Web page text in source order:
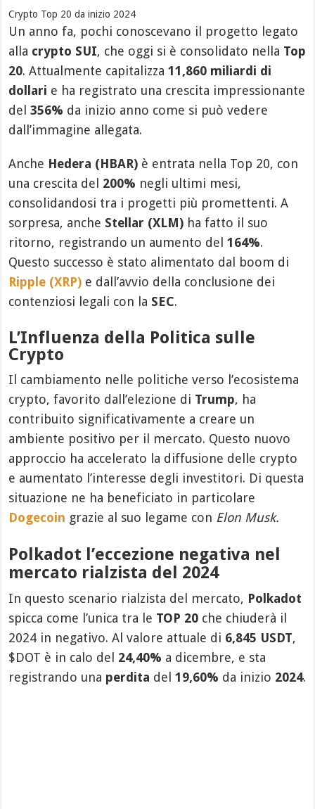
Crypto Top 20 da inizio 2024
Un anno fa, pochi conoscevano il progetto legato
alla crypto SUI, che oggi si è consolidato nella Top
20. Attualmente capitalizza11,860 miliardi di
dollari e ha registrato una crescita impressionante
del356% da inizio anno come si può vedere
dall’immagine allegata.
Anche Hedera (HBAR) è entrata nella Top 20, con
una crescita del 200% negli ultimi mesi,
consolidandosi tra i progetti più promettenti. A
sorpresa, anche Stellar (XLM) ha fatto il suo
ritorno, registrando un aumento del164%.
Questo successo è stato alimentato dal boom di
Ripple (XRP) e dall’avvio della conclusione dei
contenziosi legali con la SEC.
L’Influenza della Politica sulle
Crypto
Il cambiamento nelle politiche verso l’ecosistema
crypto, favorito dall’elezione di Trump, ha
contribuito significativamente a creare un
ambiente positivo per il mercato. Questo nuovo
approccio ha accelerato la diffusione delle crypto
e aumentato l’interesse degli investitori. Di questa
situazione ne ha beneficiato in particolare
Dogecoin grazie al suo legame con Elon Musk.
Polkadot l’eccezione negativa nel
mercato rialzista del 2024
In questo scenario rialzista del mercato, Polkadot
spicca come l’unica tra le TOP 20 che chiuderà il
2024 in negativo. Al valore attuale di 6,845 USDT,
$DOT è in calo del 24,40% a dicembre, e sta
registrando una perdita del19,60% da inizio 2024.